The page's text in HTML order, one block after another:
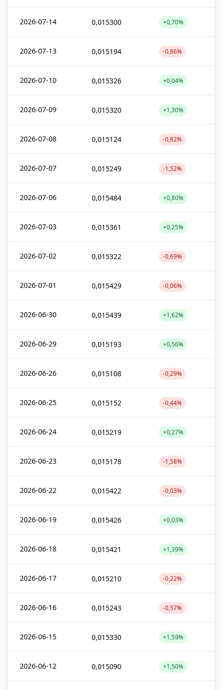
2026-07-14 0,015300 +0,70%
2026-07-13 0,015194 -0,86%
2026-07-10 0,015326 +0,04%
2026-07-09 0,015320 +1,30%
2026-07-08 0,015124 -0,82%
2026-07-07 0,015249 -1,52%
2026-07-06 0,015484 +0,80%
2026-07-03 0,015361 +0,25%
2026-07-02 0,015322 -0,69%
2026-07-01 0,015429 -0,06%
2026-06-30 0,015439 +1,62%
2026-06-29 0,015193 +0,56%
2026-06-26 0,015108 -0,29%
2026-06-25 0,015152 -0,44%
2026-06-24 0,015219 +0,27%
2026-06-23 0,015178 -1,58%
2026-06-22 0,015422 -0,03%
2026-06-19 0,015426 +0,03%
2026-06-18 0,015421 +1,39%
2026-06-17 0,015210 -0,22%
2026-06-16 0,015243 -0,57%
2026-06-15 0,015330 +1,59%
2026-06-12 0,015090 +1,50%